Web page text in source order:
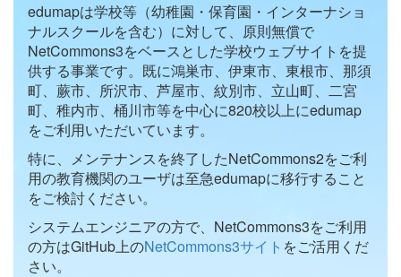
edumapは学校等（幼稚園・保育園・インターナショ
ナルスクールを含む）に対して、原則無償で
NetCommons3をベースとした学校ウェブサイトを提
供する事業です。既に鴻巣市、伊東市、東根市、那須
町、蕨市、所沢市、芦屋市、紋別市、立山町、二宮
町、稚内市、桶川市等を中心に820校以上にedumap
をご利用いただいています。
特に、メンテナンスを終了したNetCommons2をご利
用の教育機関のユーザは至急edumapに移行すること
をご検討ください。
システムエンジニアの方で、NetCommons3をご利用
の方はGitHub上のNetCommons3サイト をご活用くだ
さい。